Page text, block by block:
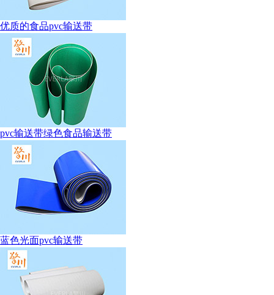
优质的食品pvc输送带
pvc输送带绿色食品输送带
蓝色光面pvc输送带